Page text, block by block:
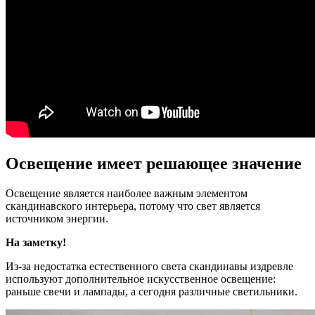
Освещение имеет решающее значение
Освещение является наиболее важным элементом
скандинавского интерьера, потому что свет является
источником энергии.
На заметку!
Из-за недостатка естественного света скандинавы издревле
используют дополнительное искусственное освещение:
раньше свечи и лампады, а сегодня различные светильники.